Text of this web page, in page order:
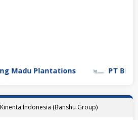
Plantations PT Bifarma
Kinenta Indonesia (Banshu Group)